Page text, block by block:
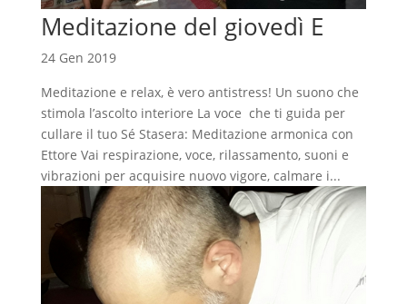
Meditazione del giovedì E
24 Gen 2019
Meditazione e relax, è vero antistress! Un suono che
stimola l’ascolto interiore La voce che ti guida per
cullare il tuo Sé Stasera: Meditazione armonica con
Ettore Vai respirazione, voce, rilassamento, suoni e
vibrazioni per acquisire nuovo vigore, calmare i...